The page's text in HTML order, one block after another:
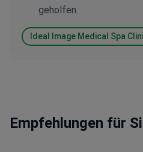
geholfen.
Ideal Image Medical Spa
Empfehlungen für